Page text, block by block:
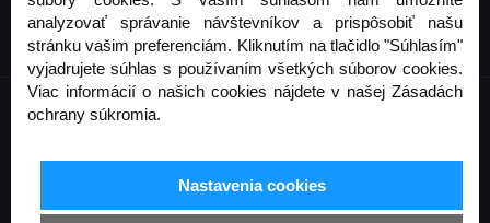
Informácie
Ochrana osobných údajov
analyzovať správanie návštevníkov a prispôsobiť našu
stránku vašim preferenciám. Kliknutím na tlačidlo "Súhlasím"
vyjadrujete súhlas s používaním všetkých súborov cookies.
Viac informácií o našich cookies nájdete v našej Zásadách
ochrany súkromia.
Nastavenia cookies